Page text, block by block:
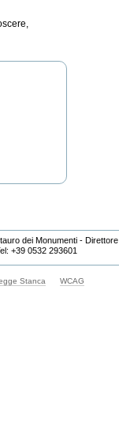
dei Monumenti - Direttore
+39 0532 293601
Stanca WCAG